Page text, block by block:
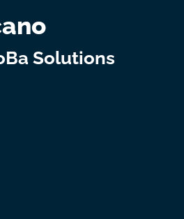
Solutions